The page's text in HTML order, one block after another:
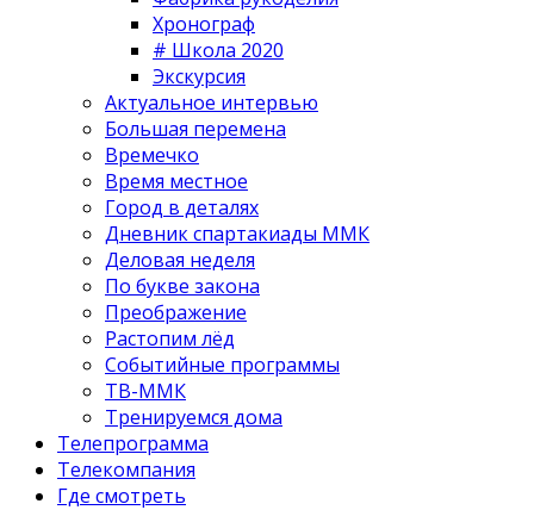
Хронограф
# Школа 2020
Экскурсия
Актуальное интервью
Большая перемена
Времечко
Время местное
Город в деталях
Дневник спартакиады ММК
Деловая неделя
По букве закона
Преображение
Растопим лёд
Событийные программы
ТВ-ММК
Тренируемся дома
Телепрограмма
Телекомпания
Где смотреть